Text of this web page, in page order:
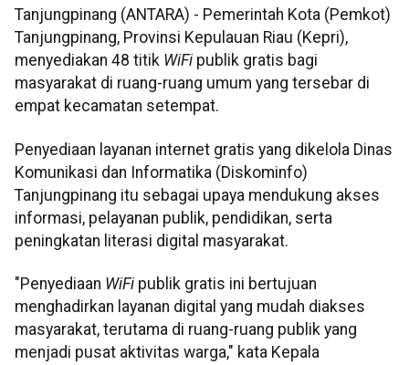
Tanjungpinang (ANTARA) - Pemerintah Kota (Pemkot)
Tanjungpinang, Provinsi Kepulauan Riau (Kepri),
menyediakan 48 titik WiFi publik gratis bagi
masyarakat di ruang-ruang umum yang tersebar di
empat kecamatan setempat.
Penyediaan layanan internet gratis yang dikelola Dinas
Komunikasi dan Informatika (Diskominfo)
Tanjungpinang itu sebagai upaya mendukung akses
informasi, pelayanan publik, pendidikan, serta
peningkatan literasi digital masyarakat.
"Penyediaan WiFi publik gratis ini bertujuan
menghadirkan layanan digital yang mudah diakses
masyarakat, terutama di ruang-ruang publik yang
menjadi pusat aktivitas warga," kata Kepala